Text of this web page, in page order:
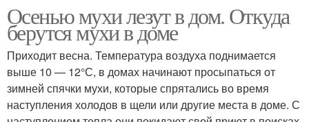
Муха на улице Лента от мух
Пылесос от мух
Осенью мухи лезут в дом. Откуда
берутся мухи в доме
Приходит весна. Температура воздуха поднимается
выше 10 — 12°С, в домах начинают просыпаться от
зимней спячки мухи, которые спрятались во время
наступления холодов в щели или другие места в доме. С